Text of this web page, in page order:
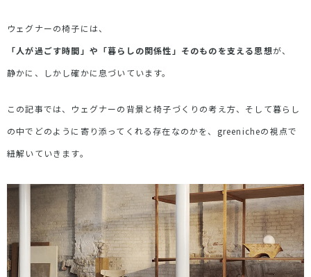
ウェグナーの椅子には、
「人が過ごす時間」や「暮らしの関係性」そのものを支える思想が、
静かに、しかし確かに息づいています。
この記事では、ウェグナーの背景と椅子づくりの考え方、そして暮らし
の中でどのように寄り添ってくれる存在なのかを、greenicheの視点で
紐解いていきます。